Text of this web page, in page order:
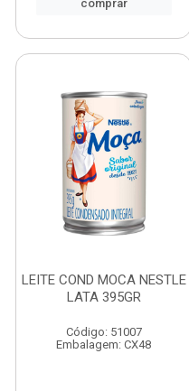
comprar
LEITE COND MOCA NESTLE
LATA 395GR
Código: 51007
Embalagem: CX48